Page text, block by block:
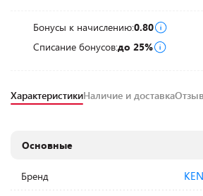
Бонусы к начислению:0.80
Списание бонусов:до 25%
ХарактеристикиНаличие и доставка
Основные
Бренд